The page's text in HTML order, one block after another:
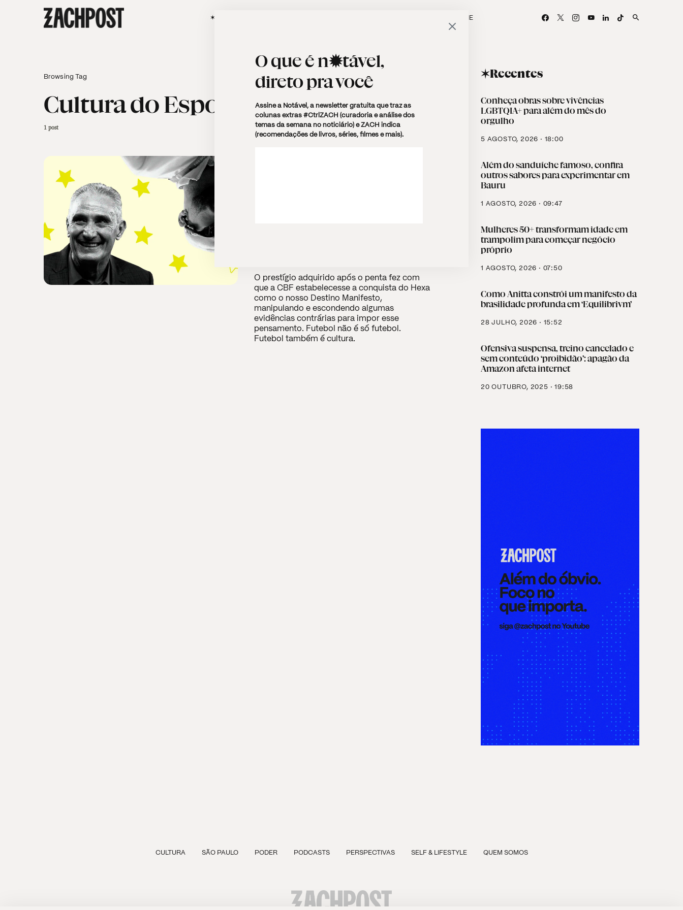
✶SÃO PAULO APOIE
Browsing Tag
Cultura do Esporte
1 post
O prestígio adquirido após o penta fez com
que a CBF estabelecesse a conquista do Hexa
como o nosso Destino Manifesto,
manipulando e escondendo algumas
evidências contrárias para impor esse
pensamento. Futebol não é só futebol.
Futebol também é cultura.
✶Recentes
Conheça obras sobre vivências
LGBTQIA+ para além do mês do
orgulho
5 AGOSTO, 2026 · 18:00
Além do sanduíche famoso, confira
outros sabores para experimentar em
Bauru
1 AGOSTO, 2026 · 09:47
Mulheres 50+ transformam idade em
trampolim para começar negócio
próprio
1 AGOSTO, 2026 · 07:50
Como Anitta constrói um manifesto da
brasilidade profunda em ‘Equilibrivm’
28 JULHO, 2026 · 15:52
Ofensiva suspensa, treino cancelado e
sem conteúdo ‘proibidão’: apagão da
Amazon afeta internet
20 OUTUBRO, 2025 · 19:58
CULTURA SÃO PAULO PODER PODCASTS PERSPECTIVAS SELF & LIFESTYLE QUEM SOMOS
O que é n✹tável,
direto pra você
Assine a Notável, a newsletter gratuita que traz as
colunas extras #CtrlZACH (curadoria e análise dos
temas da semana no noticiário) e ZACH indica
(recomendações de livros, séries, filmes e mais).